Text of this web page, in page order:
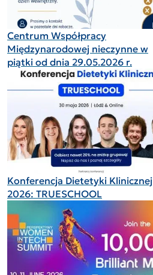
Centrum Współpracy
Międzynarodowej nieczynne w
piątki od dnia 29.05.2026 r.
Konferencja Dietetyki Klinicznej
2026: TRUESCHOOL